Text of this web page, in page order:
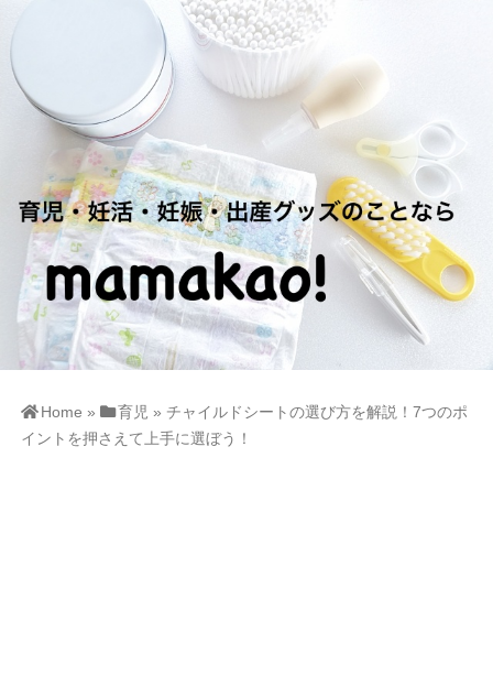
Home » 育児 » チャイルドシートの選び方を解説！7つのポ
イントを押さえて上手に選ぼう！